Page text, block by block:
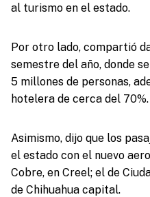
al turismo en el estado.
Por otro lado, compartió
semestre del año, donde
5 millones de personas,
hotelera de cerca del 70%.
Asimismo, dijo que los
el estado con el nuevo
Cobre, en Creel; el de
de Chihuahua capital.